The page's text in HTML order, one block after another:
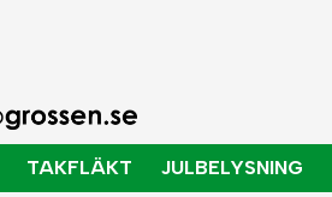
TAKFLÄKT JULBELYSNING